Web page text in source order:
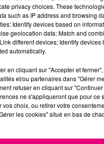
au nord de
privacy choices. These
such as IP address and browsing
Identify devices based on
geolocation data; Match and
different devices; Identify devices
automatically.
en cliquant sur "Accepter et
et/ou partenaires dans "Gérer
refuser en cliquant sur
ne s'appliqueront que pour ce
vos choix, ou retirer votre
les cookies" situé en bas de